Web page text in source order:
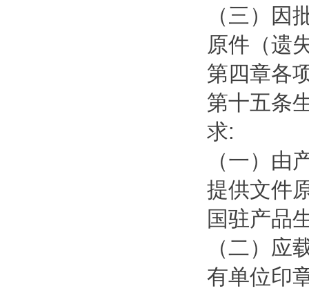
（三）
原件（遗
第四章各
第十五条
求:
（一）
提供文件
国驻产品
（二）
有单位印